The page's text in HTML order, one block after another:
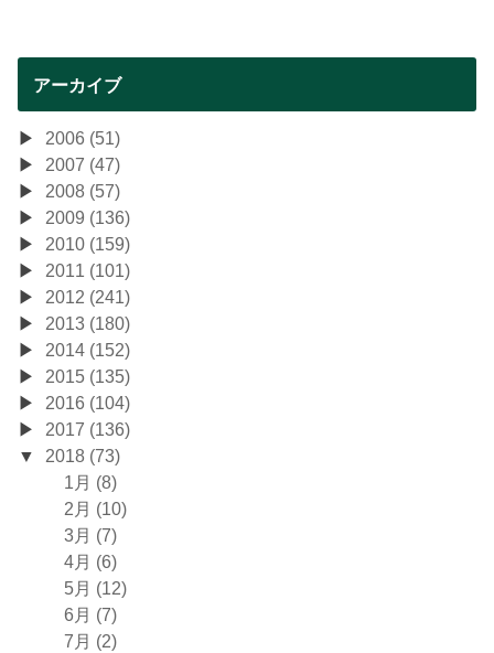
アーカイブ
2006 (51)
2007 (47)
2008 (57)
2009 (136)
2010 (159)
2011 (101)
2012 (241)
2013 (180)
2014 (152)
2015 (135)
2016 (104)
2017 (136)
2018 (73)
1月 (8)
2月 (10)
3月 (7)
4月 (6)
5月 (12)
6月 (7)
7月 (2)